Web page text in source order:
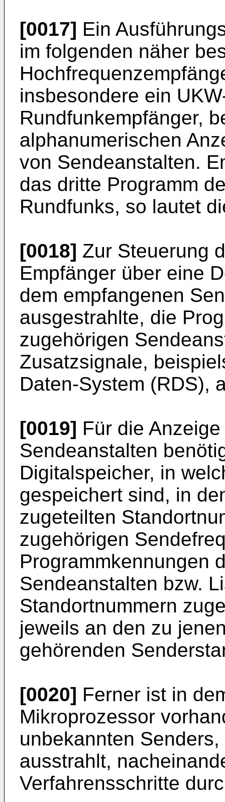
[0017] Ein
im folgenden näher
insbesondere ein
Rundfunkempfänger,
alphanumerischen
von Sendeanstalten.
das dritte Programm
Rundfunks, so lautet
[0018] Zur Steuerung
Empfänger über eine
dem empfangenen
ausgestrahlte, die
zugehörigen
Zusatzsignale,
Daten-System (RDS),
[0019] Für die
Sendeanstalten
Digitalspeicher, in
gespeichert sind, in
zugeteilten
zugehörigen
Programmkennungen
Sendeanstalten bzw.
Standortnummern
jeweils an den zu
gehörenden
[0020] Ferner ist in
Mikroprozessor
unbekannten
ausstrahlt,
Verfahrensschritte